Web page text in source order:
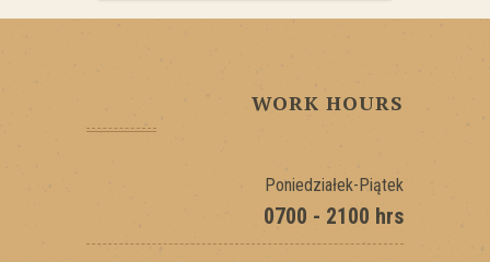
WORK HOURS
Poniedziałek-Piątek
0700 - 2100 hrs